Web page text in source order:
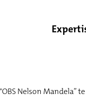
Nelson Mandela”